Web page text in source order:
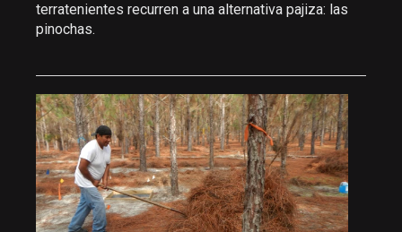
terratenientes recurren a una alternativa pajiza: las
pinochas.